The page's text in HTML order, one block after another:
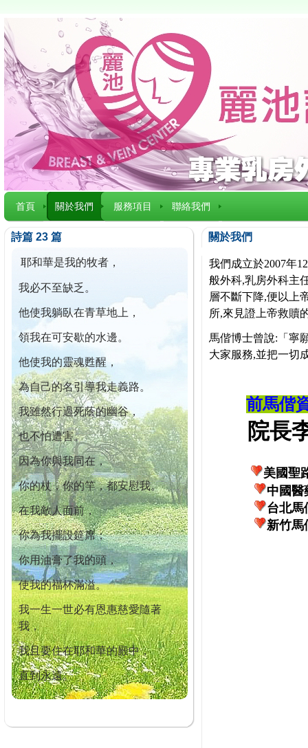
首頁 關於我們 服務項目 聯絡我們
詩篇 23 篇
耶和華是我的牧者，
我必不至缺乏。
他使我躺臥在青草地上，
領我在可安歇的水邊。
他使我的靈魂甦醒，
為自己的名引導我走義路。
我雖然行過死蔭的幽谷，
也不怕遭害。
因為你與我同在，
你的杖，你的竿，都安慰我。
在我敵人面前，
你為我擺設筵席；
你用油膏了我的頭，
使我的福杯滿溢。
我一生一世必有恩惠慈愛隨著
我，
我且要住在耶和華的殿中，
直到永遠。
關於我們
我們成立於2007年
般外科,乳房外科主
層不斷下降,便以上
所,來見證上帝救贖
馬偕博士曾說:「寧
大家服務,並把一切
前馬偕
院長李
美國聖
中國醫
台北馬
新竹馬